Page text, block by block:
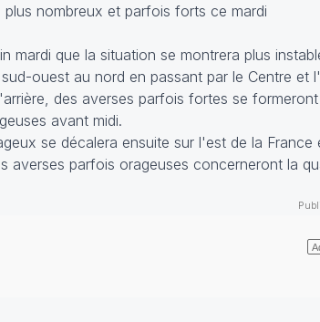
plus nombreux et parfois forts ce mardi
mardi que la situation se montrera plus
ouest au nord en passant par le Centre
des averses parfois fortes se
avant midi.
se décalera ensuite sur l'est de la
averses parfois orageuses concerneront la